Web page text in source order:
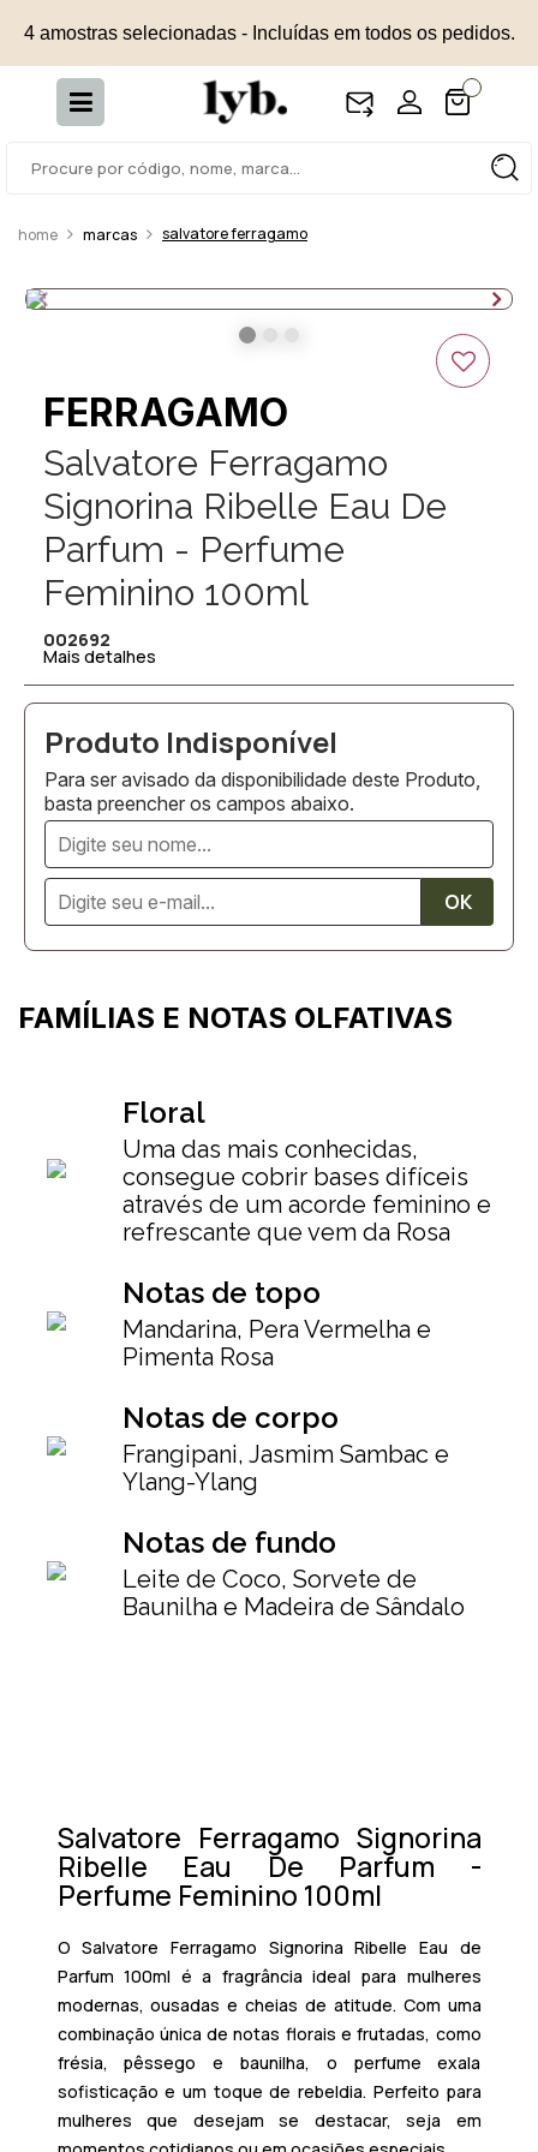
4 amostras selecionadas - Incluídas em todos os pedidos.
marcas salvatore ferragamo
FERRAGAMO
Salvatore Ferragamo
Signorina Ribelle Eau De
Parfum - Perfume
Feminino 100ml
002692
Mais detalhes
Para ser avisado da disponibilidade deste Produto,
basta preencher os campos abaixo.
FAMÍLIAS E NOTAS OLFATIVAS
Floral
Uma das mais conhecidas,
consegue cobrir bases difíceis
através de um acorde feminino e
refrescante que vem da Rosa
Notas de topo
Mandarina, Pera Vermelha e
Pimenta Rosa
Notas de corpo
Frangipani, Jasmim Sambac e
Ylang-Ylang
Notas de fundo
Leite de Coco, Sorvete de
Baunilha e Madeira de Sândalo
Salvatore Ferragamo Signorina
Ribelle Eau De Parfum -
Perfume Feminino 100ml
OSalvatore Ferragamo Signorina Ribelle Eau de
Parfum 100ml é a fragrância ideal para mulheres
modernas, ousadas e cheias de atitude. Com uma
combinação única de notas florais e frutadas, como
frésia, pêssego e baunilha, o perfume exala
sofisticação e um toque de rebeldia. Perfeito para
mulheres que desejam se destacar, seja em